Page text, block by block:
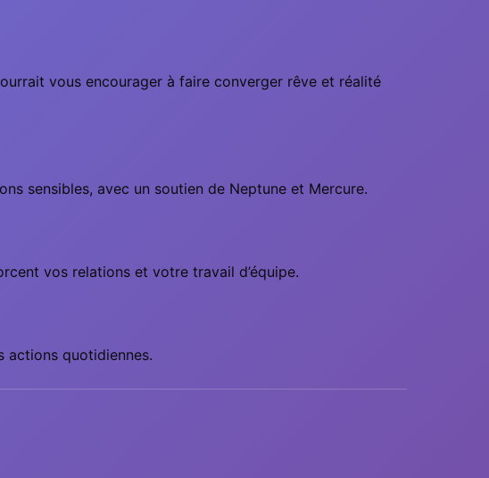
vous encourager à faire converger rêve et réalité
sensibles, avec un soutien de Neptune et Mercure.
vos relations et votre travail d’équipe.
actions quotidiennes.